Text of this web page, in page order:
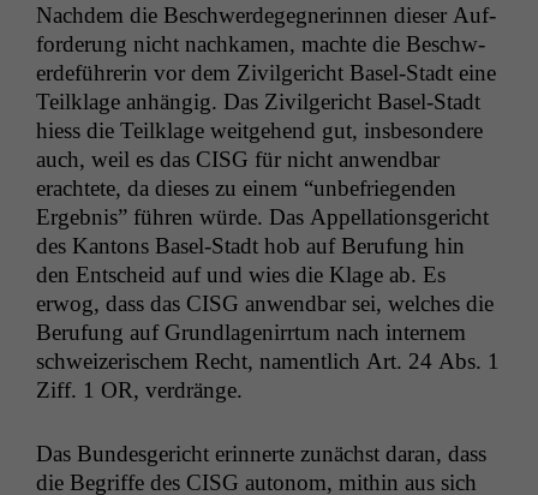
Nach­dem die Beschw­erdegeg­ner­in­nen dieser Auf­
forderung nicht nachka­men, machte die Beschw­
erde­führerin vor dem Zivil­gericht Basel-Stadt eine
Teilk­lage anhängig. Das Zivil­gericht Basel-Stadt
hiess die Teilk­lage weit­ge­hend gut, ins­beson­dere
auch, weil es das CISG für nicht anwend­bar
erachtete, da dieses zu einem “unbe­friegen­den
Ergeb­nis” führen würde. Das Appel­la­tion­s­gericht
des Kan­tons Basel-Stadt hob auf Beru­fung hin
den Entscheid auf und wies die Klage ab. Es
erwog, dass das CISG anwend­bar sei, welch­es die
Beru­fung auf Grund­la­genir­rtum nach internem
schweiz­erischem Recht, namentlich Art. 24 Abs. 1
Ziff. 1 OR, verdränge.
Das Bun­des­gericht erin­nerte zunächst daran, dass
die Begriffe des CISG autonom, mithin aus sich